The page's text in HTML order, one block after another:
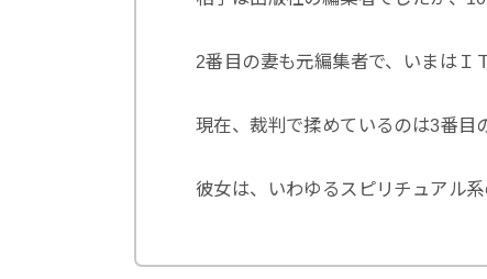
2番目の妻も元編集者で、いまはＩ
現在、裁判で揉めているのは3番目
彼女は、いわゆるスピリチュアル系